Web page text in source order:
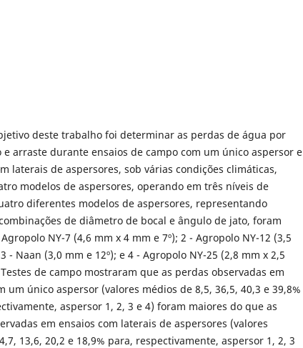
deste trabalho foi determinar as perdas de água por
e arraste durante ensaios de campo com um único aspersor e
laterais de aspersores, sob várias condições climáticas,
modelos de aspersores, operando em três níveis de
diferentes modelos de aspersores, representando
de diâmetro de bocal e ângulo de jato, foram
NY-7 (4,6 mm x 4 mm e 7º); 2 - Agropolo NY-12 (3,5
- Naan (3,0 mm e 12º); e 4 - Agropolo NY-25 (2,8 mm x 2,5
Testes de campo mostraram que as perdas observadas em
um único aspersor (valores médios de 8,5, 36,5, 40,3 e 39,8%
aspersor 1, 2, 3 e 4) foram maiores do que as
em ensaios com laterais de aspersores (valores
13,6, 20,2 e 18,9% para, respectivamente, aspersor 1, 2, 3